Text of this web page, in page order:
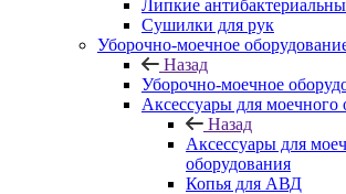
Липкие
Сушилки для рук
Уборочно-моечное
Назад
Уборочно-моечное
Аксессуары для моечного
Назад
Аксессуары для
оборудования
Копья для АВД